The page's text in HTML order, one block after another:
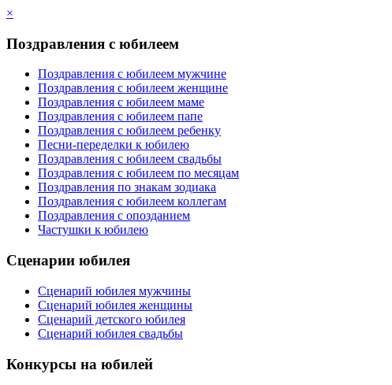
×
Поздравления с юбилеем
Поздравления с юбилеем мужчине
Поздравления с юбилеем женщине
Поздравления с юбилеем маме
Поздравления с юбилеем папе
Поздравления с юбилеем ребенку
Песни-переделки к юбилею
Поздравления с юбилеем свадьбы
Поздравления с юбилеем по месяцам
Поздравления по знакам зодиака
Поздравления с юбилеем коллегам
Поздравления с опозданием
Частушки к юбилею
Сценарии юбилея
Сценарий юбилея мужчины
Сценарий юбилея женщины
Сценарий детского юбилея
Сценарий юбилея свадьбы
Конкурсы на юбилей